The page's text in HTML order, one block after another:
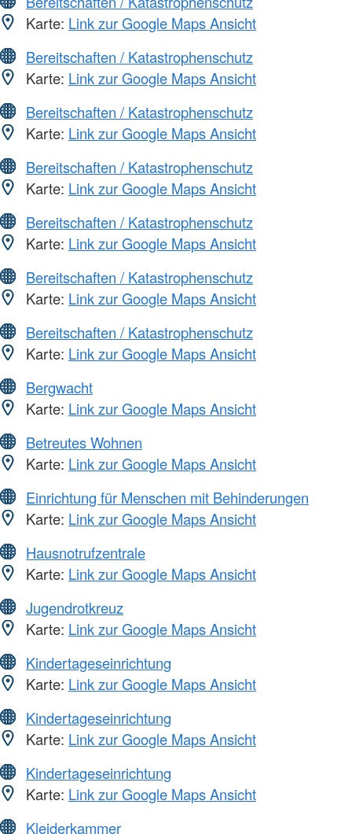
Karte: Link zur Google Maps Ansicht
Bereitschaften / Katastrophenschutz
Karte: Link zur Google Maps Ansicht
Bereitschaften / Katastrophenschutz
Karte: Link zur Google Maps Ansicht
Bereitschaften / Katastrophenschutz
Karte: Link zur Google Maps Ansicht
Bereitschaften / Katastrophenschutz
Karte: Link zur Google Maps Ansicht
Bereitschaften / Katastrophenschutz
Karte: Link zur Google Maps Ansicht
Bereitschaften / Katastrophenschutz
Karte: Link zur Google Maps Ansicht
Bergwacht
Karte: Link zur Google Maps Ansicht
Betreutes Wohnen
Karte: Link zur Google Maps Ansicht
Einrichtung für Menschen mit Behinderungen
Karte: Link zur Google Maps Ansicht
Hausnotrufzentrale
Karte: Link zur Google Maps Ansicht
Jugendrotkreuz
Karte: Link zur Google Maps Ansicht
Kindertageseinrichtung
Karte: Link zur Google Maps Ansicht
Kindertageseinrichtung
Karte: Link zur Google Maps Ansicht
Kindertageseinrichtung
Karte: Link zur Google Maps Ansicht
Kleiderkammer